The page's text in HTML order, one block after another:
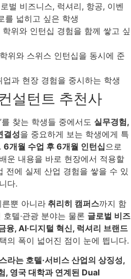
벌 비즈니스, 럭셔리, 항공, 이벤
를 넓히고 싶은 학생
위와 인턴십 경험을 함께 쌓고 싶
위와 스위스 인턴십을 동시에 준
과 현장 경험을 중시하는 학생
설턴트 추천사
찾는 학생들 중에서도 실무경험,
결성을 중요하게 보는 학생에게 특
6개월 수업 후 6개월 인턴십으로
운 내용을 바로 현장에서 적용할
전에 실제 산업 경험을 쌓을 수 있
다.
뿐 아니라 취리히 캠퍼스까지 함
텔·관광 분야는 물론 글로벌 비즈
융, AI·디지털 혁신, 럭셔리 브랜드
의 폭이 넓어진 점이 눈에 띕니다.
라는 호텔·서비스 산업의 상징성,
, 영국 대학과 연계된 Dual